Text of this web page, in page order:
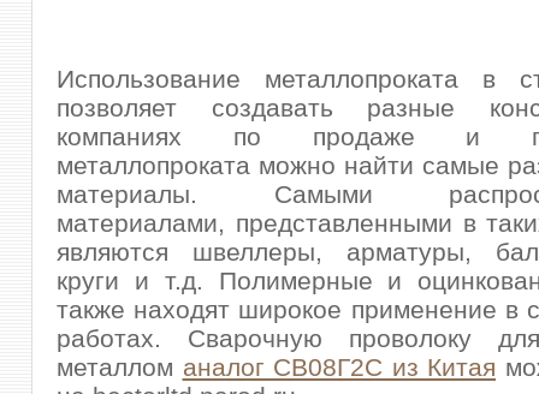
Использование металлопроката в
позволяет создавать разные
компаниях по продаже и
металлопроката можно найти самые
материалы. Самыми
материалами, представленными в
являются швеллеры, арматуры,
круги и т.д. Полимерные и
также находят широкое применение в
работах. Сварочную проволоку
металлом аналог СВ08Г2С из Китая